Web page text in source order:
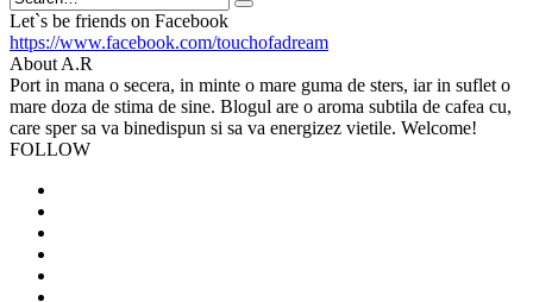
Search
Let`s be friends on Facebook
https://www.facebook.com/touchofadream
About A.R
Port in mana o secera, in minte o mare guma de sters, iar in suflet o
mare doza de stima de sine. Blogul are o aroma subtila de cafea cu,
care sper sa va binedispun si sa va energizez vietile. Welcome!
FOLLOW